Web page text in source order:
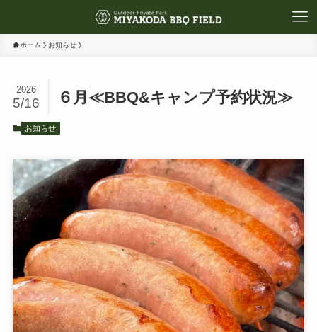
ホーム お知らせ
６月≪BBQ&キャンプ予約状況≫
2026
5/16
お知らせ